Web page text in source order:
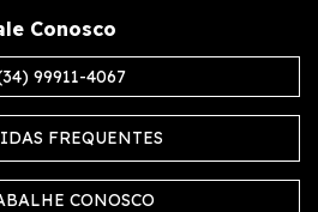
Conosco
99911-4067
FREQUENTES
CONOSCO